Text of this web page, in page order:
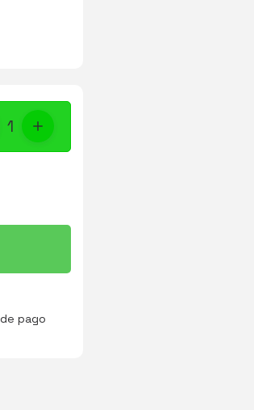
1